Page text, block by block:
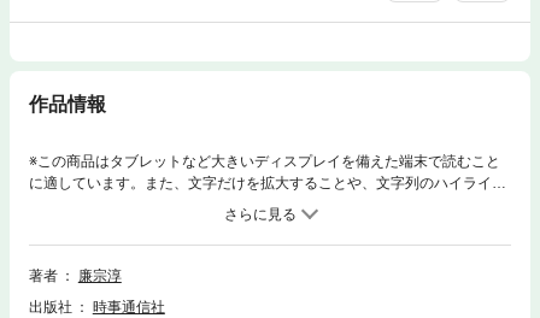
作品情報
※この商品はタブレットなど大きいディスプレイを備えた端末で読むこと
に適しています。また、文字だけを拡大することや、文字列のハイライ
ト、検索、辞書の参照、引用などの機能が使用できません。ネット先進
国・韓国はいかにして電子政府実現にこぎつけたか。行政改革推進のツー
ルとしての電子政府・電子自治体の推進の必要性を説き起こし、その具体
的な実現のための処方箋を提示する。
著者
廉宗淳
出版社
時事通信社